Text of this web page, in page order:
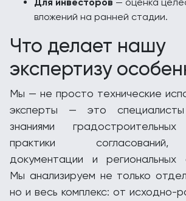
вложений на ранней стадии.
Что делает нашу
экспертизу
Мы — не просто технические
эксперты — это
знаниями градостроительных
практики
документации и региональных
Мы анализируем не только
но и весь комплекс: от исходно-